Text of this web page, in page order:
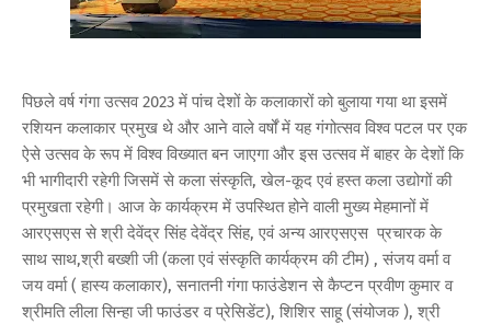
पिछले वर्ष गंगा उत्सव 2023 में पांच देशों के कलाकारों को बुलाया गया था इसमें
रशियन कलाकार प्रमुख थे और आने वाले वर्षों में यह गंगोत्सव विश्व पटल पर एक
ऐसे उत्सव के रूप में विश्व विख्यात बन जाएगा और इस उत्सव में बाहर के देशों कि
भी भागीदारी रहेगी जिसमें से कला संस्कृति, खेल-कूद एवं हस्त कला उद्योगों की
प्रमुखता रहेगी। आज के कार्यक्रम में उपस्थित होने वाली मुख्य मेहमानों में
आरएसएस से श्री देवेंद्र सिंह देवेंद्र सिंह, एवं अन्य आरएसएस प्रचारक के
साथ साथ,श्री बख्शी जी (कला एवं संस्कृति कार्यक्रम की टीम) , संजय वर्मा व
जय वर्मा ( हास्य कलाकार), सनातनी गंगा फाउंडेशन से कैप्टन प्रवीण कुमार व
श्रीमति लीला सिन्हा जी फाउंडर व प्रेसिडेंट), शिशिर साहू (संयोजक ), श्री